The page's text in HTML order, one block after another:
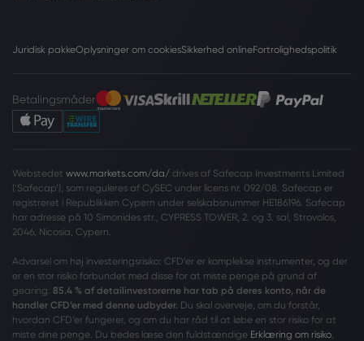
Juridisk pakkeOplysninger om cookiesSikkerhed onlineFortrolighedspolitik
Betalingsmåder
Webstedet www.markets.com/da/ drives af Safecap Investments Limited
(‘Safecap’), som reguleres af CySEC under licens nr. 092/08. Safecap er
registreret i Republikken Cypern under selskabsnummer HE186196. Safecap
har adresse på 10 Simonides str., CYPRESS TOWER, 2. og 3. sal, Strovolos,
2046, Nicosia, Cypern.
Advarsel om høj investeringsrisiko: CFD’er er komplekse instrumenter, og der
er en stor risiko forbundet med disse for at miste penge på grund af
gearing. 85.4 % af detailinvestorerne har tab på deres konto, når de
handler CFD’er med denne udbyder. Du skal overveje, om du forstår,
hvordan CFD’er fungerer, og om du har råd til at løbe en stor risiko for at
miste dine penge. Du bedes læse den fuldstændige Erklæring om risiko